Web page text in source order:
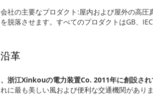
会社の主要なプロダクト:屋内および屋外の高
を脱落させます。すべてのプロダクトはGB、
沿革
、浙江Xinkouの電力装置Co. 2011年に創設さ
れに最も美しい風および便利な交通機関がありま